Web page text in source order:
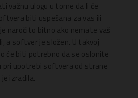
važnu ulogu u tome da li će
biti uspešana za vas ili
naročito bitno ako nemate vaš
a softver je složen. U takvoj
će biti potrebno da se oslonite
pri upotrebi softvera od strane
izradila.